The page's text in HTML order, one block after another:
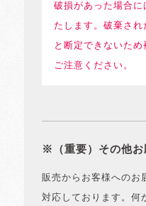
破損があった場合
たします。破棄さ
と断定できないた
ご注意ください。
※（重要）その他お
販売からお客様へのお
対応しております。何